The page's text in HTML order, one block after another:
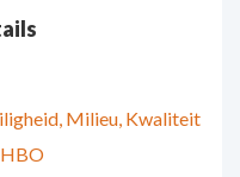
Milieu, Kwaliteit
HBO